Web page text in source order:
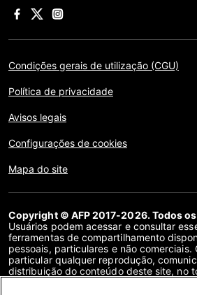
Condições gerais de utilização (CGU)
Política de privacidade
Avisos legais
Configurações de cookies
Mapa do site
Copyright © AFP 2017-2026. Todos
Usuários podem acessar e consultar
ferramentas de compartilhamento
pessoais, particulares e não comerciais.
particular qualquer reprodução,
distribuição do conteúdo deste site, no